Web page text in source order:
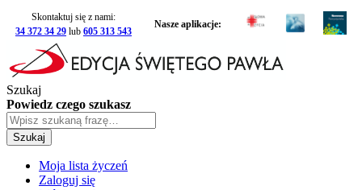
Skontaktuj się z nami:
34 372 34 29 lub 605 313 543
Nasze aplikacje:
Szukaj
Powiedz czego szukasz
Szukaj
Moja lista życzeń
Zaloguj się